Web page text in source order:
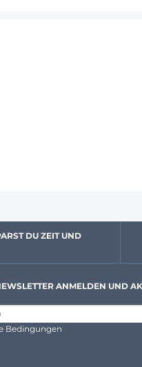
DU ZEIT UND
ANMELDEN UND
Bedingungen